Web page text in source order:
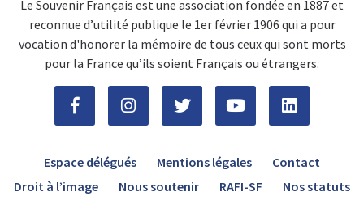
Le Souvenir Français est une association fondée en 1887 et
reconnue d’utilité publique le 1er février 1906 qui a pour
vocation d'honorer la mémoire de tous ceux qui sont morts
pour la France qu’ils soient Français ou étrangers.
Espace délégués Mentions légales
Contact
Droit à l’image
Nous soutenir RAFI-SF Nos statuts